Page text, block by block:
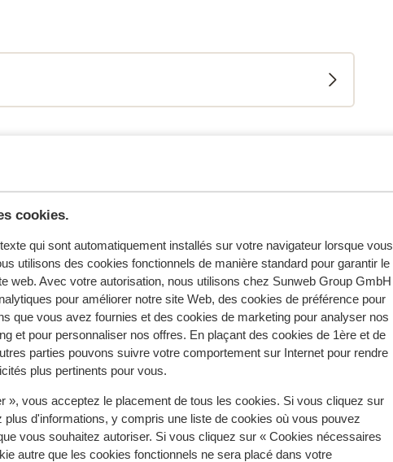
cookies.
qui sont automatiquement installés sur votre navigateur lorsque vous
utilisons des cookies fonctionnels de manière standard pour garantir le
web. Avec votre autorisation, nous utilisons chez Sunweb Group GmbH
pour améliorer notre site Web, des cookies de préférence pour
que vous avez fournies et des cookies de marketing pour analyser nos
et pour personnaliser nos offres. En plaçant des cookies de 1ère et de
parties pouvons suivre votre comportement sur Internet pour rendre
plus pertinents pour vous.
», vous acceptez le placement de tous les cookies. Si vous cliquez sur
d'informations, y compris une liste de cookies où vous pouvez
vous souhaitez autoriser. Si vous cliquez sur « Cookies nécessaires
autre que les cookies fonctionnels ne sera placé dans votre
leur expérience avec notre produit.
Excellent
1 févr. 2025
accomodatie was niets mis mee, foto's kwamen
overeen met hoe het eruit zag! ligging was heel rustig
maar om de piste op en af te gaan perfect. ook het
personeel van de accomodatie was erg behulpzaam en
spraken redelijk tot goed engels.
accomodatie was niets mis mee, foto's kwamen
overeen met hoe het eruit zag! ligging was heel rustig
maar om de piste op en af te gaan perfect. ook het
personeel van de accomodatie was erg behulpzaam en
spraken redelijk tot goed engels.
Traduire en français (FR)